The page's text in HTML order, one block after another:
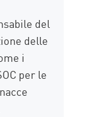
del
delle
i
per le